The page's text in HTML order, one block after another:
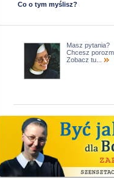
Co o tym myślisz?
Masz pytania?
Chcesz
Zobacz tu...